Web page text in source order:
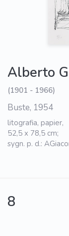
Alberto
(1901 - 1966)
Buste, 1954
litografia, papier,
52,5 x 78,5 cm;
sygn. p. d.:
8